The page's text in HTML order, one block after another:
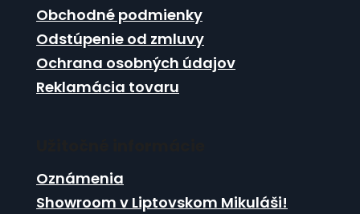
k
y
v
ý
i
Obchodné podmienky
Odstúpenie od zmluvy
Ochrana osobných údajov
Reklamácia tovaru
Oznámenia
Showroom v Liptovskom Mikuláši!